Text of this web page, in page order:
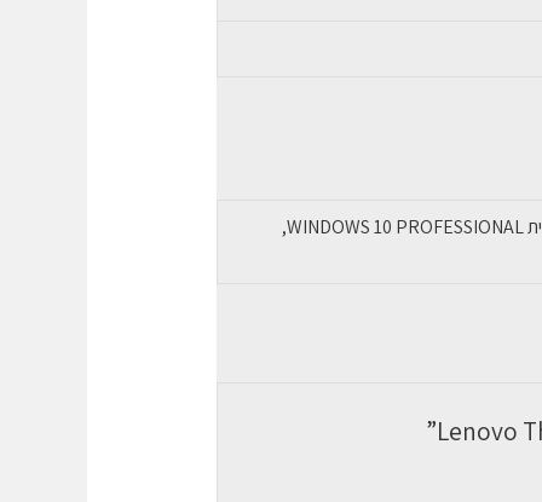
ללא, עברית WINDOWS 10 PROFESSIONAL, עברית WINDOWS 11 PROFESSIONAL, אנגלית WINDOWS 10 PROFESSIONAL,